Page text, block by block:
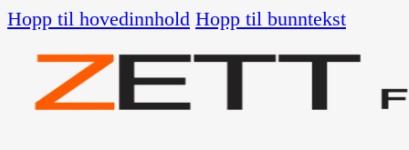
Hopp til hovedinnhold Hopp til bunntekst